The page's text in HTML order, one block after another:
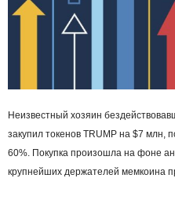
Неизвестный хозяин
закупил токенов TRUMP на $7 млн,
60%. Покупка произошла на фоне
крупнейших держателей мемкоина